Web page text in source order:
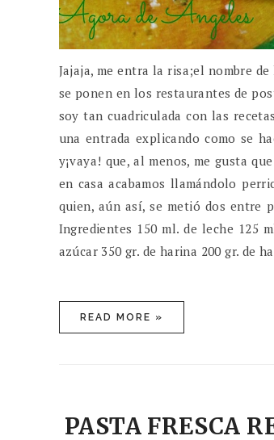
Jajaja, me entra la risa;el nombre
se ponen en los restaurantes de
soy tan cuadriculada con las
una entrada explicando como se
y¡vaya! que, al menos, me gusta
en casa acabamos llamándolo
quien, aún así, se metió dos entre
Ingredientes 150 ml. de leche 125
azúcar 350 gr. de harina 200 gr. de
READ MORE »
PASTA FRESCA